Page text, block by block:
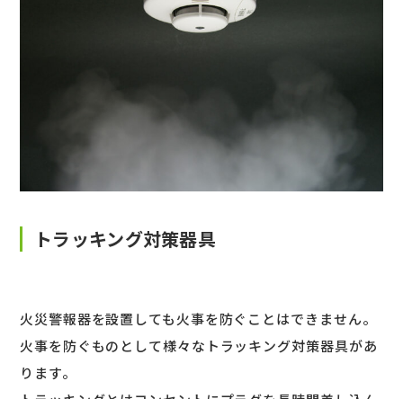
トラッキング対策器具
火災警報器を設置しても火事を防ぐことはできません。
火事を防ぐものとして様々なトラッキング対策器具があ
ります。